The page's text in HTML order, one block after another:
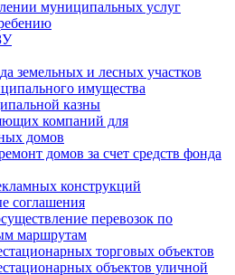
муниципальных услуг
земельных и лесных участков
имущества
казны
компаний для
домов
домов за счет средств фонда
конструкций
соглашения
перевозок по
маршрутам
торговых объектов
объектов уличной